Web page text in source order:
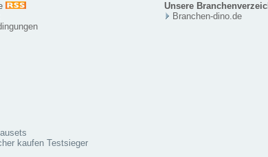
Unsere
Branchen-dino.de
kaufen Testsieger